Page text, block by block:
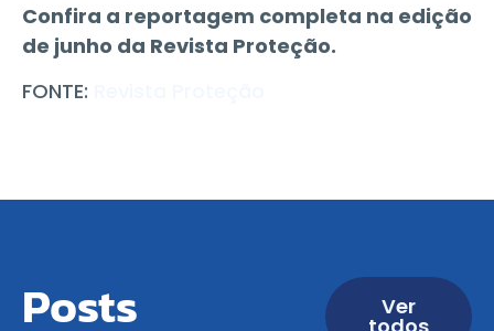
Confira a reportagem completa na edição
de junho da Revista Proteção.
FONTE:
Posts
Ver